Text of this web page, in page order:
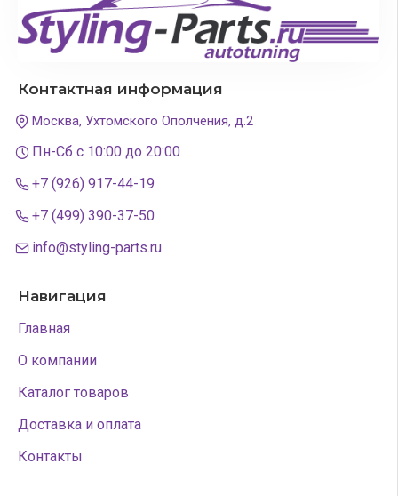
Контактная информация
Москва, Ухтомского Ополчения, д.2
Пн-Сб с 10:00 до 20:00
+7 (926) 917-44-19
+7 (499) 390-37-50
info@styling-parts.ru
Навигация
Главная
О компании
Каталог товаров
Доставка и оплата
Контакты